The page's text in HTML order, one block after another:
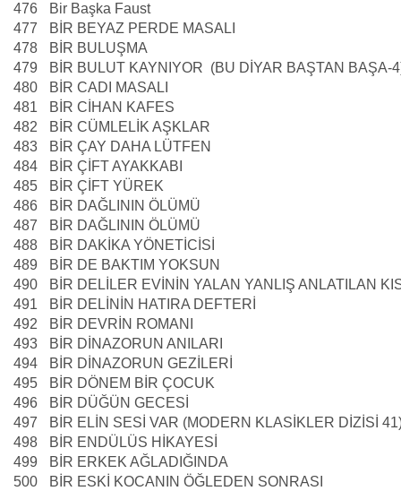
476
Bir Başka Faust
477
BİR BEYAZ PERDE MASALI
478
BİR BULUŞMA
479
BİR BULUT KAYNIYOR (BU DİYAR BAŞTAN BAŞA-
480
BİR CADI MASALI
481
BİR CİHAN KAFES
482
BİR CÜMLELİK AŞKLAR
483
BİR ÇAY DAHA LÜTFEN
484
BİR ÇİFT AYAKKABI
485
BİR ÇİFT YÜREK
486
BİR DAĞLININ ÖLÜMÜ
487
BİR DAĞLININ ÖLÜMÜ
488
BİR DAKİKA YÖNETİCİSİ
489
BİR DE BAKTIM YOKSUN
490
BİR DELİLER EVİNİN YALAN YANLIŞ ANLATILAN
491
BİR DELİNİN HATIRA DEFTERİ
492
BİR DEVRİN ROMANI
493
BİR DİNAZORUN ANILARI
494
BİR DİNAZORUN GEZİLERİ
495
BİR DÖNEM BİR ÇOCUK
496
BİR DÜĞÜN GECESİ
497
BİR ELİN SESİ VAR (MODERN KLASİKLER DİZİSİ
498
BİR ENDÜLÜS HİKAYESİ
499
BİR ERKEK AĞLADIĞINDA
500
BİR ESKİ KOCANIN ÖĞLEDEN SONRASI